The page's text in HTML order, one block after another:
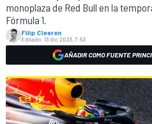
monoplaza de Red Bull en la
Fórmula 1.
Filip Cleeren
Editado: 13 dic 2023, 7:53
AÑADIR COMO FUENTE